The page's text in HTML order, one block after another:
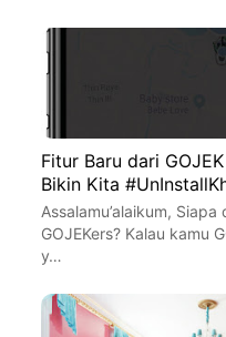
Fitur Baru dari
Bikin Kita
Assalamu’alaikum,
GOJEKers? Kalau kamu
y…